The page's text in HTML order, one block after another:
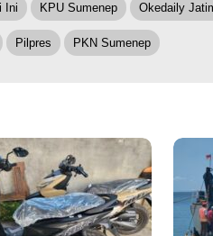
Ini KPU Sumenep Okedaily
Pilpres PKN Sumenep